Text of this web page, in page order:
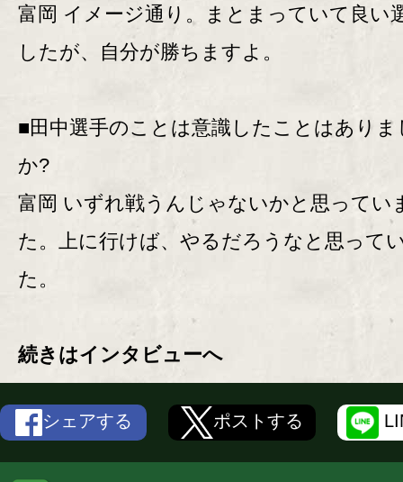
富岡 イメージ通り。まとまっていて良い
したが、自分が勝ちますよ。
■田中選手のことは意識したことはありま
か?
富岡 いずれ戦うんじゃないかと思ってい
た。上に行けば、やるだろうなと思って
た。
続きはインタビューへ
シェアする ポストする